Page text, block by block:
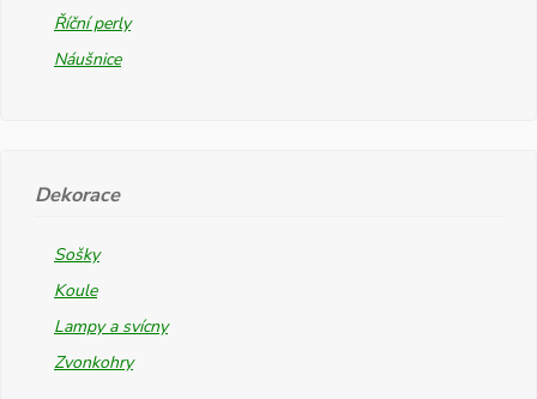
Říční perly
Náušnice
Dekorace
Sošky
Koule
Lampy a svícny
Zvonkohry